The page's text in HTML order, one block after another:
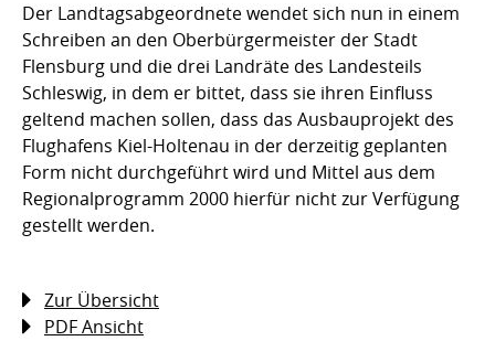
Der Landtagsabgeordnete wendet sich nun in einem
Schreiben an den Oberbürgermeister der Stadt
Flensburg und die drei Landräte des Landesteils
Schleswig, in dem er bittet, dass sie ihren Einfluss
geltend machen sollen, dass das Ausbauprojekt des
Flughafens Kiel-Holtenau in der derzeitig geplanten
Form nicht durchgeführt wird und Mittel aus dem
Regionalprogramm 2000 hierfür nicht zur Verfügung
gestellt werden.
Zur Übersicht
PDF Ansicht